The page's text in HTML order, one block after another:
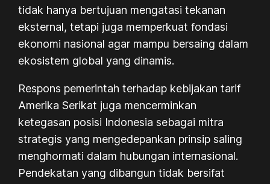
tidak hanya bertujuan mengatasi tekanan
eksternal, tetapi juga memperkuat fondasi
ekonomi nasional agar mampu bersaing dalam
ekosistem global yang dinamis.
Respons pemerintah terhadap kebijakan tarif
Amerika Serikat juga mencerminkan
ketegasan posisi Indonesia sebagai mitra
strategis yang mengedepankan prinsip saling
menghormati dalam hubungan internasional.
Pendekatan yang dibangun tidak bersifat